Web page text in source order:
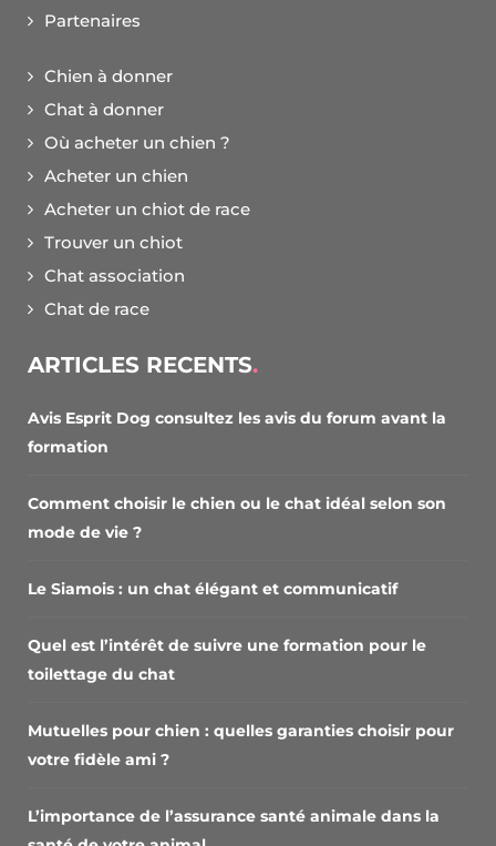
Partenaires
Chien à donner
Chat à donner
Où acheter un chien ?
Acheter un chien
Acheter un chiot de race
Trouver un chiot
Chat association
Chat de race
ARTICLES RECENTS
Avis Esprit Dog consultez les avis du forum avant la
formation
Comment choisir le chien ou le chat idéal selon son
mode de vie ?
Le Siamois : un chat élégant et communicatif
Quel est l’intérêt de suivre une formation pour le
toilettage du chat
Mutuelles pour chien : quelles garanties choisir pour
votre fidèle ami ?
L’importance de l’assurance santé animale dans la